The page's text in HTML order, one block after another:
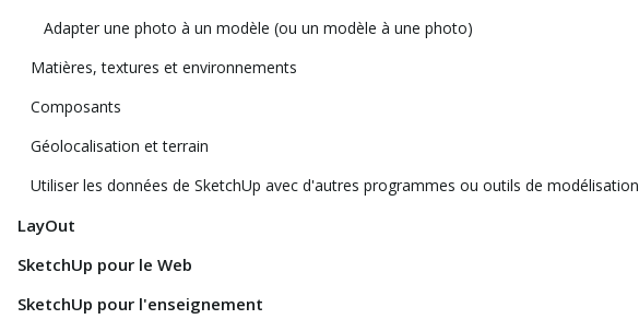
Adapter une photo à un modèle (ou un modèle à une photo)
Matières, textures et environnements
Composants
Géolocalisation et terrain
Utiliser les données de SketchUp avec d'autres programmes ou outils de modélisation
LayOut
SketchUp pour le Web
SketchUp pour l'enseignement